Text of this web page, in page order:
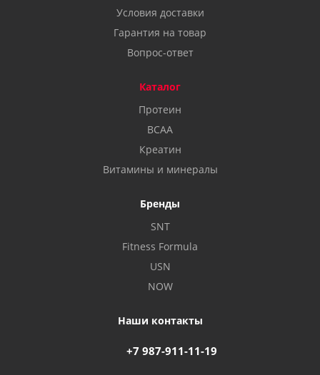
Условия доставки
Гарантия на товар
Вопрос-ответ
Каталог
Протеин
BCAA
Креатин
Витамины и минералы
Бренды
SNT
Fitness Formula
USN
NOW
Наши контакты
+7 987-911-11-19